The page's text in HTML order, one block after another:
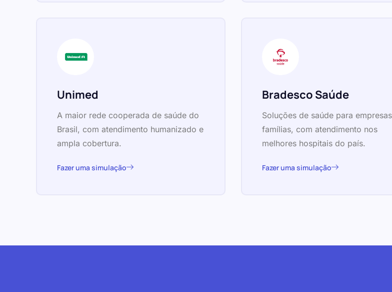
Unimed
A maior rede cooperada de saúde do
Brasil, com atendimento humanizado e
ampla cobertura.
Fazer uma simulação
Bradesco Saúde
Soluções de saúde para
famílias, com atendimento nos
melhores hospitais do país.
Fazer uma simulação